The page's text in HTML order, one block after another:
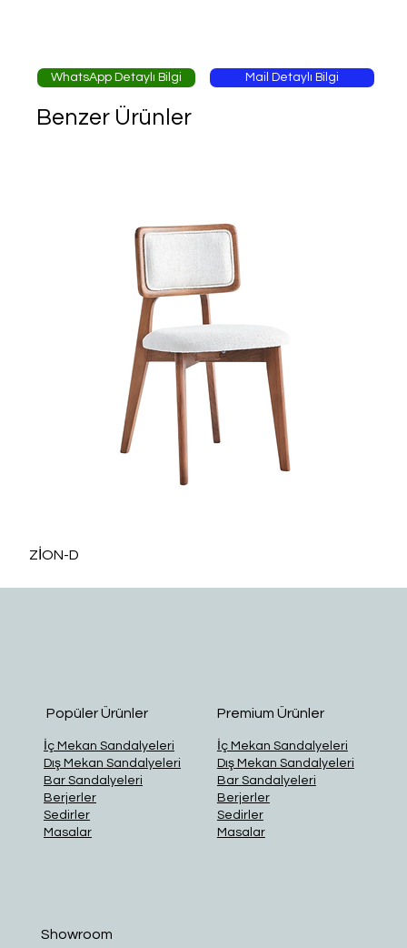
WhatsApp Detaylı Bilgi Mail Detaylı Bilgi
Benzer Ürünler
ZİON-D
Showroom
Popüler Ürünler
İç Mekan Sandalyeleri
Dış Mekan Sandalyeleri
Bar Sandalyeleri
Berjerler
Sedirler
Masalar
Premium Ürünler
İç Mekan Sandalyeleri
Dış Mekan Sandalyeleri
Bar Sandalyeleri
Berjerler
Sedirler
Masalar